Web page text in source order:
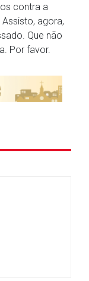
contra a
agora,
Que não
Por favor.